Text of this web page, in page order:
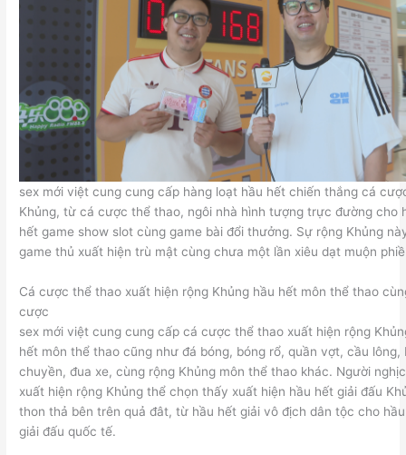
sex mới việt cung cung cấp hàng loạt hầu hết chiến thắng cá
Khủng, từ cá cược thể thao, ngôi nhà hình tượng trực đường cho
hết game show slot cùng game bài đổi thưởng. Sự rộng Khủng
game thủ xuất hiện trù mật cùng chưa một lần xiêu dạt muộn
Cá cược thể thao xuất hiện rộng Khủng hầu hết môn thể thao
cược
sex mới việt cung cung cấp cá cược thể thao xuất hiện rộng
hết môn thể thao cũng như đá bóng, bóng rổ, quần vợt, cầu lông,
chuyền, đua xe, cùng rộng Khủng môn thể thao khác. Người
xuất hiện rộng Khủng thể chọn thấy xuất hiện hầu hết giải đấu
thon thả bên trên quả đât, từ hầu hết giải vô địch dân tộc cho
giải đấu quốc tế.